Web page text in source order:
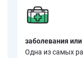
заболевания
Одна из самых